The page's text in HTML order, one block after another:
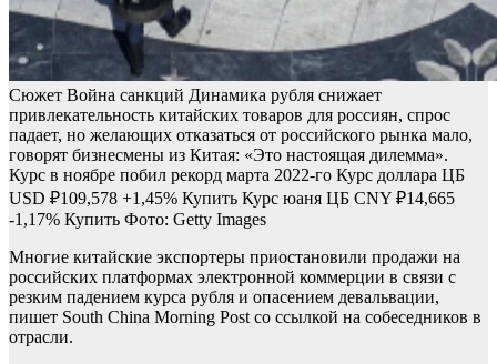
Сюжет Война санкций Динамика рубля снижает
привлекательность китайских товаров для россиян, спрос
падает, но желающих отказаться от российского рынка мало,
говорят бизнесмены из Китая: «Это настоящая дилемма».
Курс в ноябре побил рекорд марта 2022-го Курс доллара ЦБ
USD ₽109,578 +1,45% Купить Курс юаня ЦБ CNY ₽14,665
-1,17% Купить Фото: Getty Images
Многие китайские экспортеры приостановили продажи на
российских платформах электронной коммерции в связи с
резким падением курса рубля и опасением девальвации,
пишет South China Morning Post со ссылкой на собеседников в
отрасли.